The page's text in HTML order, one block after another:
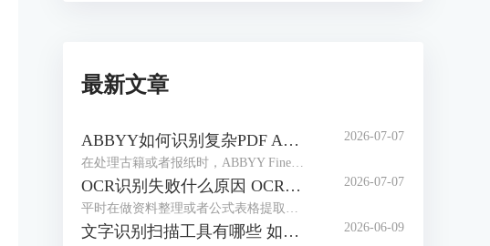
最新文章
ABBYY如何识别复杂PDF ABBYY如何识别竖排繁体 2026-07-07
OCR识别失败什么原因 OCR识别如何保证位置正确 2026-07-07
文字识别扫描工具有哪些 如何文字识别扫描文件 2026-06-09